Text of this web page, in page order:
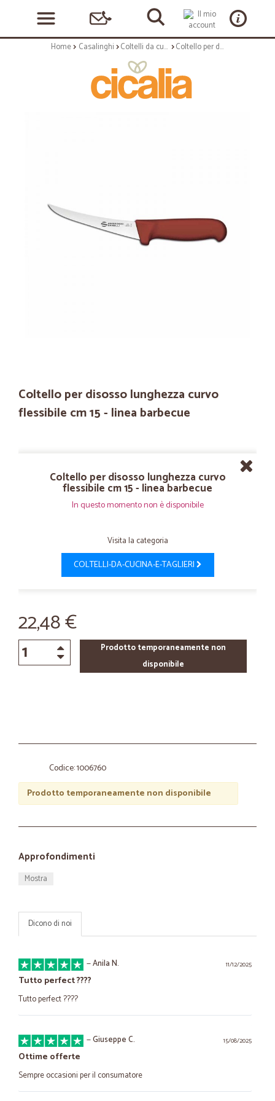
Home Casalinghi Coltelli da cucina e Taglieri Coltello per disosso lunghezza curvo flessibile cm 15 - linea barbecue
Coltello per disosso lunghezza curvo
flessibile cm 15 - linea barbecue
Coltello per disosso lunghezza curvo
flessibile cm 15 - linea barbecue
In questo momento non è disponibile
Visita la categoria
COLTELLI-DA-CUCINA-E-TAGLIERI
22,48 €
Prodotto temporaneamente non
disponibile
Codice: 1006760
Prodotto temporaneamente non disponibile
Approfondimenti
Mostra
Dicono di noi
11/12/2025
—Anila N.
Tutto perfect ????
Tutto perfect ????
15/08/2025
—Giuseppe C.
Ottime offerte
Sempre occasioni per il consumatore